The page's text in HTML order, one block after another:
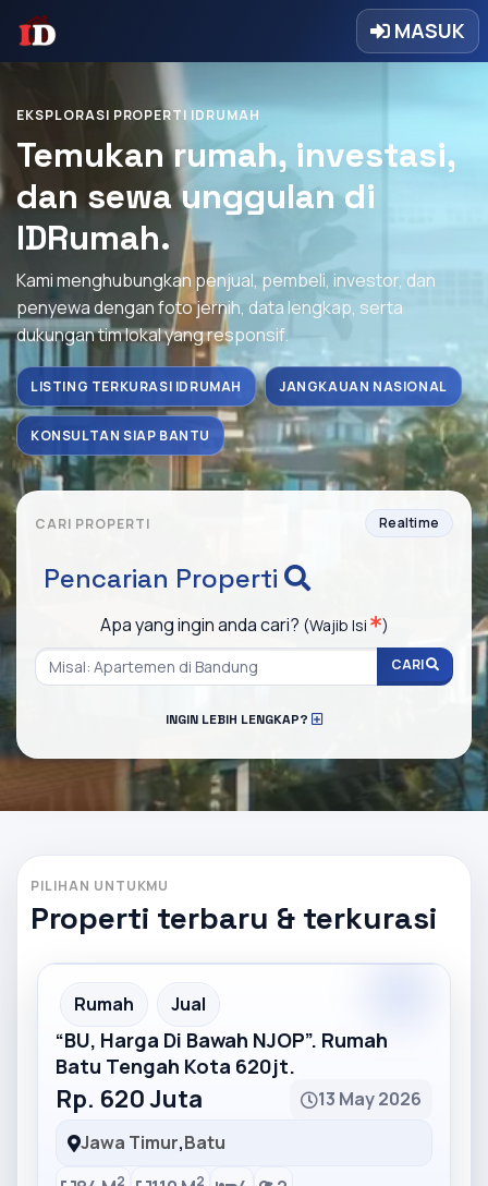
MASUK
EKSPLORASI PROPERTI IDRUMAH
Temukan rumah, investasi,
dan sewa unggulan di
IDRumah.
Kami menghubungkan penjual, pembeli, investor, dan
penyewa dengan foto jernih, data lengkap, serta
dukungan tim lokal yang responsif.
LISTING TERKURASI IDRUMAH JANGKAUAN NASIONAL
KONSULTAN SIAP BANTU
CARI PROPERTI Realtime
Pencarian Properti
Apa yang ingin anda cari? (Wajib Isi )
CARI
INGIN LEBIH LENGKAP?
PILIHAN UNTUKMU
Properti terbaru & terkurasi
Partner Ad
Rumah Jual
“BU, Harga Di Bawah NJOP”. Rumah
Batu Tengah Kota 620jt.
Rp. 620 Juta
13 May 2026
Jawa Timur,Batu
2 2